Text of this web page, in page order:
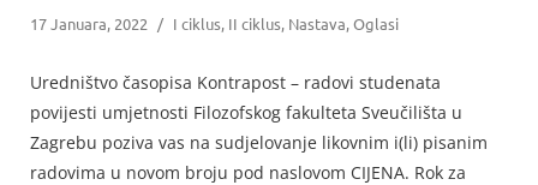
17 Januara, 2022 / I ciklus, II ciklus, Nastava,Oglasi
Uredništvo časopisa Kontrapost – radovi studenata
povijesti umjetnosti Filozofskog fakulteta Sveučilišta u
Zagrebu poziva vas na sudjelovanje likovnim i(li) pisanim
radovima u novom broju pod naslovom CIJENA. Rok za